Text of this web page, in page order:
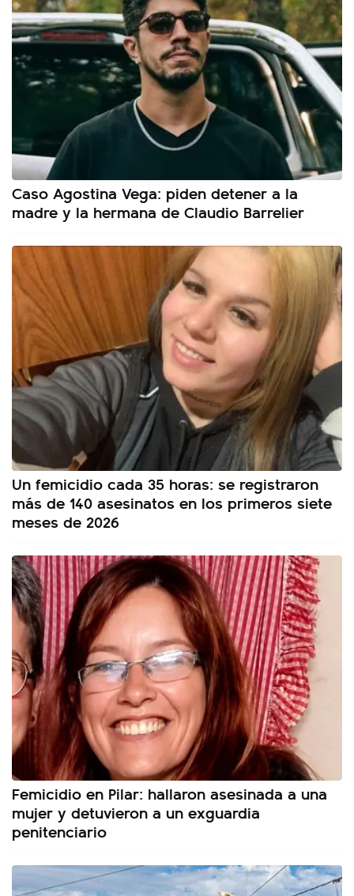
Caso Agostina Vega: piden detener a la
madre y la hermana de Claudio Barrelier
Un femicidio cada 35 horas: se registraron
más de 140 asesinatos en los primeros siete
meses de 2026
Femicidio en Pilar: hallaron asesinada a una
mujer y detuvieron a un exguardia
penitenciario